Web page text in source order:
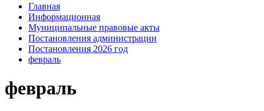
Главная
Информационная
Муниципальные правовые акты
Постановления администрации
Постановления 2026 год
февраль
февраль